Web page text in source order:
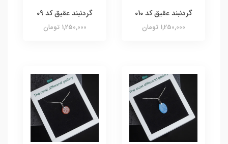
گردنبند عقیق کد 010
1,250,000 تومان
گردنبند عقیق کد 09
1,250,000 تومان